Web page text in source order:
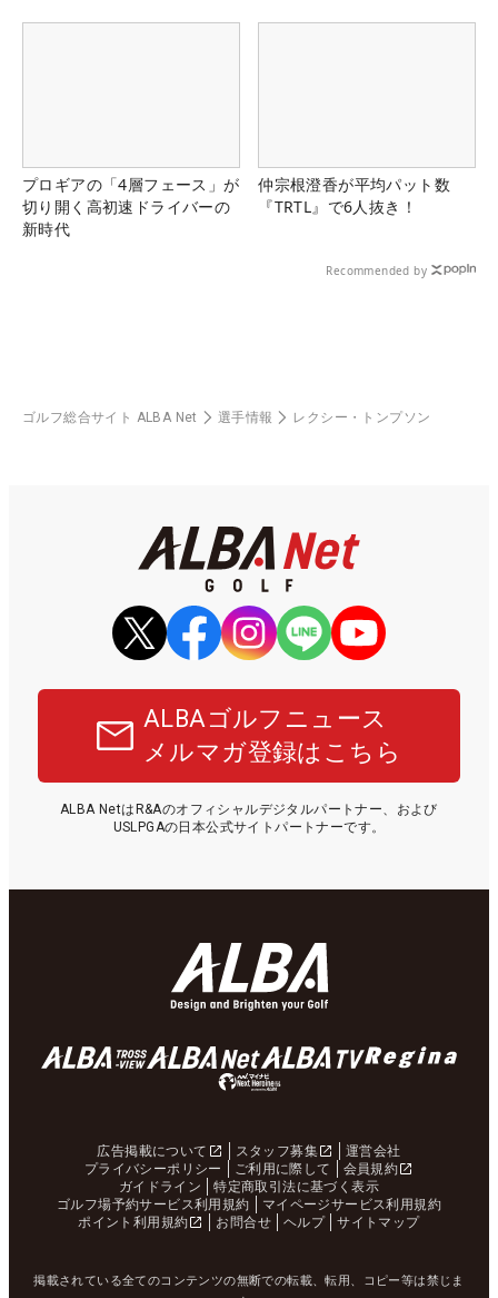
プロギアの「4層フェース」が
切り開く高初速ドライバーの
新時代
仲宗根澄香が平均パット数
『TRTL』で6人抜き！
Recommended by
ゴルフ総合サイト ALBA Net 選手情報 レクシー・トンプソン
ALBAゴルフニュース
メルマガ登録はこちら
ALBA NetはR&Aのオフィシャルデジタルパートナー、および
USLPGAの日本公式サイトパートナーです。
広告掲載について スタッフ募集
運営会社
プライバシーポリシー
ご利用に際して
会員規約
ガイドライン
特定商取引法に基づく表示
ゴルフ場予約サービス利用規約
マイページサービス利用規約
ポイント利用規約
お問合せ ヘルプ サイトマップ
掲載されている全てのコンテンツの無断での転載、転用、コピー等は禁じま